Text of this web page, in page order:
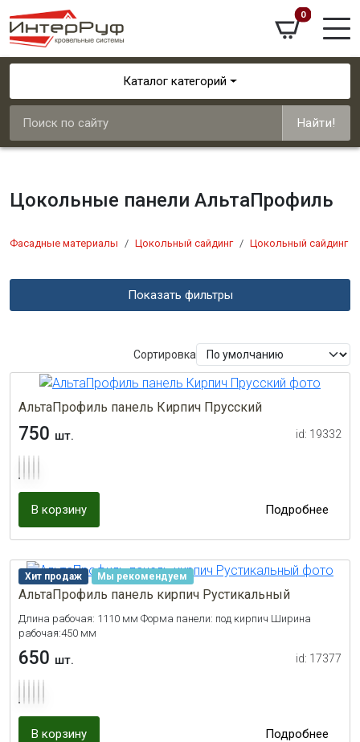
0
Каталог категорий
Найти!
Цокольные панели АльтаПрофиль
Фасадные материалы Цокольный сайдинг Цокольный сайдинг
Показать фильтры
Сортировка
АльтаПрофиль панель Кирпич Прусский
750 шт. id: 19332
В корзину Подробнее
Хит продаж Мы рекомендуем
АльтаПрофиль панель кирпич Рустикальный
Длина рабочая: 1110 мм Форма панели: под кирпич Ширина
рабочая:450 мм
650 шт. id: 17377
В корзину Подробнее